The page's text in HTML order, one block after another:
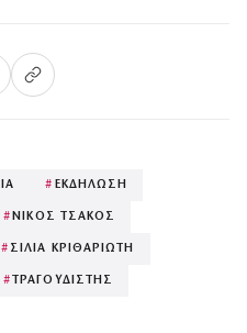
# ΕΚΔΗΛΩΣΗ
#ΝΙΚΟΣ ΤΣΑΚΟΣ
# ΣΙΛΙΑ ΚΡΙΘΑΡΙΩΤΗ
# ΤΡΑΓΟΥΔΙΣΤΗΣ